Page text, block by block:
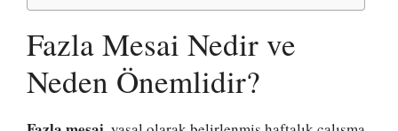
Fazla Mesai Nedir ve
Neden Önemlidir?